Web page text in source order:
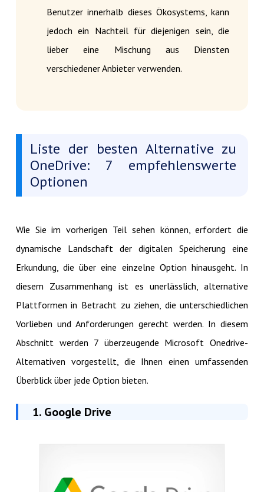
Benutzer innerhalb dieses Ökosystems, kann
jedoch ein Nachteil für diejenigen sein, die
lieber eine Mischung aus Diensten
verschiedener Anbieter verwenden.
Liste der besten Alternative zu
OneDrive: 7 empfehlenswerte
Optionen
Wie Sie im vorherigen Teil sehen können, erfordert die
dynamische Landschaft der digitalen Speicherung eine
Erkundung, die über eine einzelne Option hinausgeht. In
diesem Zusammenhang ist es unerlässlich, alternative
Plattformen in Betracht zu ziehen, die unterschiedlichen
Vorlieben und Anforderungen gerecht werden. In diesem
Abschnitt werden 7 überzeugende Microsoft Onedrive-
Alternativen vorgestellt, die Ihnen einen umfassenden
Überblick über jede Option bieten.
1. Google Drive